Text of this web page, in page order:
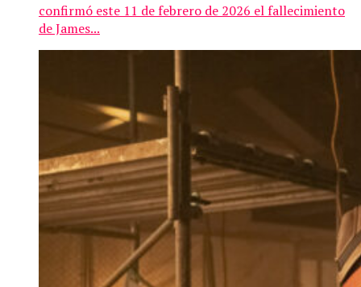
confirmó este 11 de febrero de 2026 el fallecimiento
de James...